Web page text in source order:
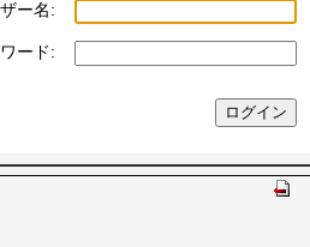
ー名:
ード: